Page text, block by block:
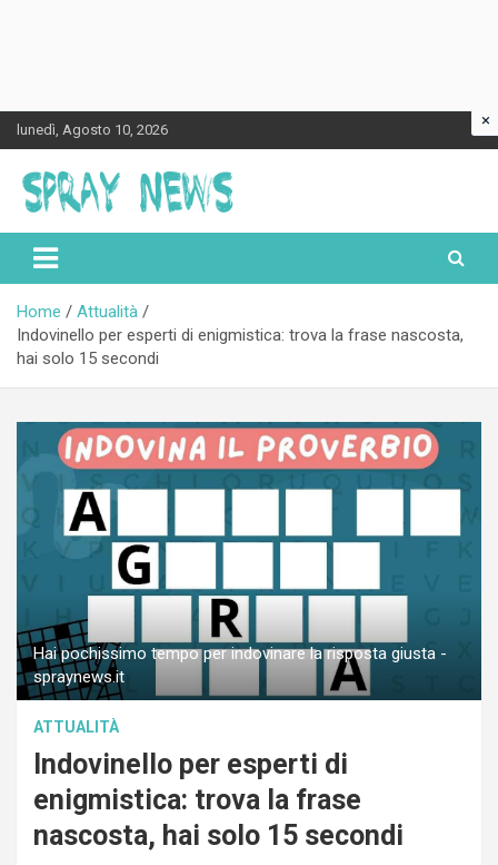
Skip
to
content
lunedì, Agosto 10, 2026
Spraynews.it
Home
Attualità
Indovinello per esperti di enigmistica: trova la frase nascosta,
hai solo 15 secondi
Hai pochissimo tempo per indovinare la risposta giusta -
spraynews.it
ATTUALITÀ
Indovinello per esperti di
enigmistica: trova la frase
nascosta, hai solo 15 secondi
×